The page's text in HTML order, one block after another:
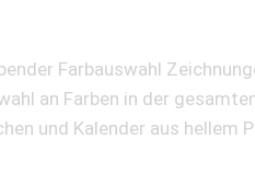
Farbauswahl
an Farben in der
und Kalender aus